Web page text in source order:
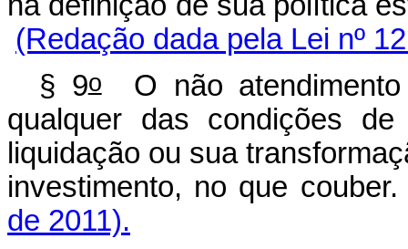
(Redação dada pela Lei nº
§ 9oO não atendimento
qualquer das condições
liquidação ou sua
investimento, no que
de 2011).